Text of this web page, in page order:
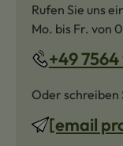
Rufen Sie uns
Mo. bis Fr. von
+49 7564
Oder schreiben
[email